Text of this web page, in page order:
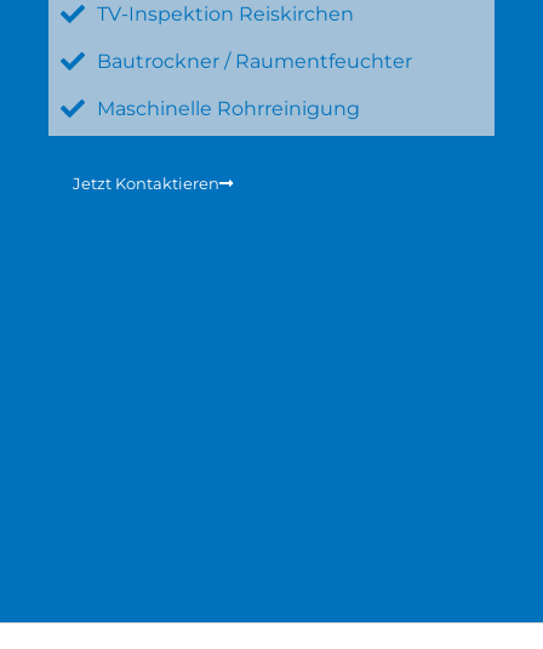
TV-Inspektion Reiskirchen
Bautrockner / Raumentfeuchter
Maschinelle Rohrreinigung
Jetzt Kontaktieren